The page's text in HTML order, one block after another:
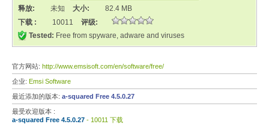
释放: 未知 大小:
82.4 MB
下载 :
10011
评级:
Tested: Free from spyware, adware and viruses
官方网站: http://www.emsisoft.com/en/software/free/
企业: Emsi Software
最近添加的版本: a-squared Free 4.5.0.27
最受欢迎版本 :
a-squared Free 4.5.0.27 - 10011 下载